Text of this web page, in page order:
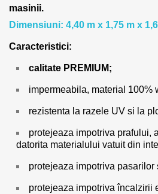
masinii.
Dimensiuni: 4,40 m x 1,75 m x
Caracteristici:
calitate PREMIUM;
impermeabila, material 100%
rezistenta la razele UV si la
protejeaza impotriva prafului,
datorita materialului vatuit din
protejeaza impotriva pasarilor
protejeaza impotriva încalzirii